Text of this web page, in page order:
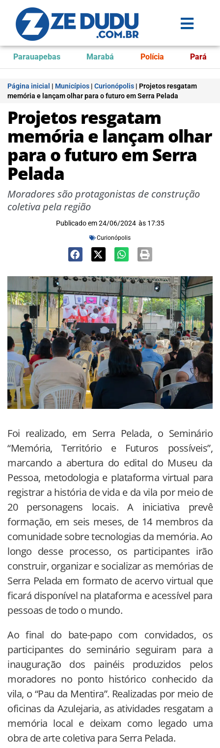
Parauapebas Marabá Polícia Pará
Página inicial | Municípios | Curionópolis | Projetos resgatam
memória e lançam olhar para o futuro em Serra Pelada
Projetos resgatam
memória e lançam olhar
para o futuro em Serra
Pelada
Moradores são protagonistas de construção
coletiva pela região
Publicado em 24/06/2024 às 17:35
Curionópolis
Foi realizado, em Serra Pelada, o Seminário
“Memória, Território e Futuros possíveis”,
marcando a abertura do edital do Museu da
Pessoa, metodologia e plataforma virtual para
registrar a história de vida e da vila por meio de
20 personagens locais. A iniciativa prevê
formação, em seis meses, de 14 membros da
comunidade sobre tecnologias da memória. Ao
longo desse processo, os participantes irão
construir, organizar e socializar as memórias de
Serra Pelada em formato de acervo virtual que
ficará disponível na plataforma e acessível para
pessoas de todo o mundo.
Ao final do bate-papo com convidados, os
participantes do seminário seguiram para a
inauguração dos painéis produzidos pelos
moradores no ponto histórico conhecido da
vila, o “Pau da Mentira”. Realizadas por meio de
oficinas da Azulejaria, as atividades resgatam a
memória local e deixam como legado uma
obra de arte coletiva para Serra Pelada.